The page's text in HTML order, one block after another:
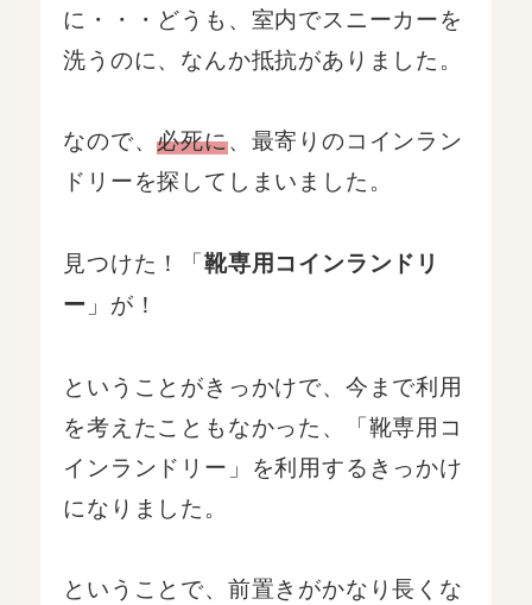
に・・・どうも、室内でスニーカーを
洗うのに、なんか抵抗がありました。
なので、必死に、最寄りのコインラン
ドリーを探してしまいました。
見つけた！「靴専用コインランドリ
ー 」が！
ということがきっかけで、今まで利用
を考えたこともなかった、「靴専用コ
インランドリー」を利用するきっかけ
になりました。
ということで、前置きがかなり長くな